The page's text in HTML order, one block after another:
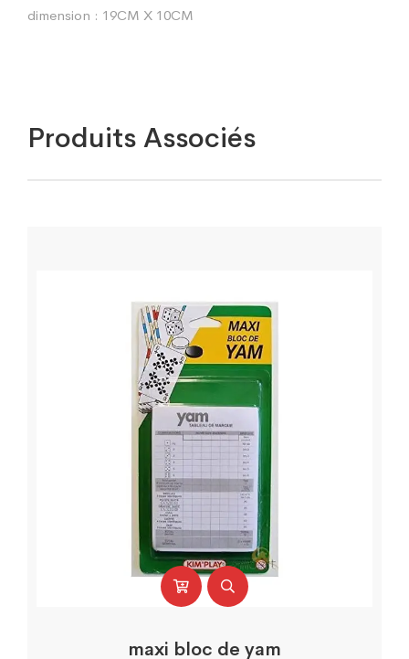
dimension : 19CM X 10CM
Produits Associés
maxi bloc de yam